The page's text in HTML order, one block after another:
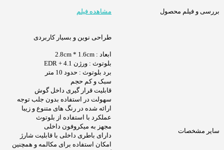
بررسی و فیلم محصول مشاهده فیلم
سایر مشخصات
طراحی نوین و بسیار کاربردی
ابعاد : 2.8cm * 1.6cm
بلوتوث : ورژن 4.1 + EDR
برد بلوتوث : حدود 10 متر
سبک و کم حجم
قابلیت قرار گیری داخل گوش
سهولت در استفاده بدون جلب توجه
ارائه شده در رنگ های متنوع و زیبا
عملکرد با استفاده از بلوتوث
مجهز به میکروفون داخلی
دارای باطری داخلی با قابلیت شارژ
امکان استفاده برای مکالمه و همچنین